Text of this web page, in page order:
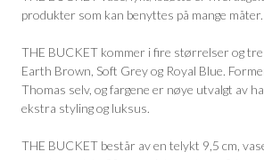
produkter som kan benyttes på mange måter.
THE BUCKET kommer i fire størrelser og
Earth Brown, Soft Grey og Royal Blue.
Thomas selv, og fargene er nøye utvalgt av
ekstra styling og luksus.
THE BUCKET består av en telykt 9,5 cm,